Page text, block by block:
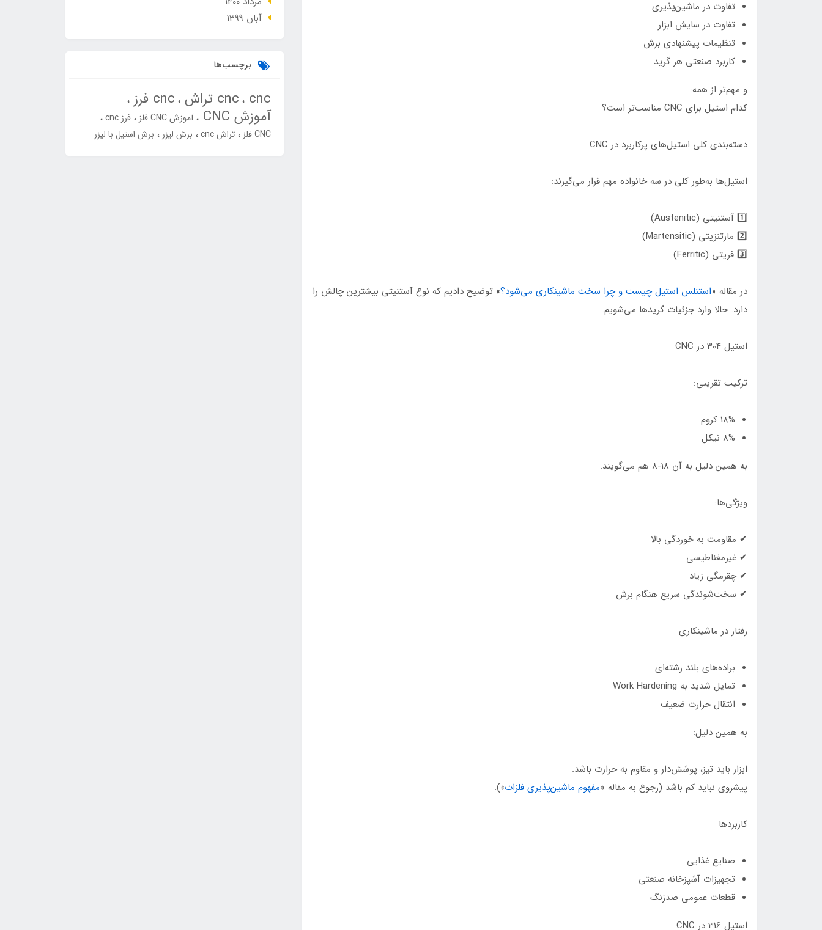
تفاوت در ماشین‌پذیری
تفاوت در سایش ابزار
تنظیمات پیشنهادی برش
کاربرد صنعتی هر گرید
و مهم‌تر از همه:
کدام استیل برای CNC مناسب‌تر است؟
دسته‌بندی کلی استیل‌های پرکاربرد در CNC
استیل‌ها به‌طور کلی در سه خانواده مهم قرار می‌گیرند:
1️⃣ آستنیتی (Austenitic)
2️⃣ مارتنزیتی (Martensitic)
3️⃣ فریتی (Ferritic)
در مقاله «استنلس استیل چیست و چرا سخت ماشینکاری می‌شود؟» توضیح دادیم که نوع آستنیتی بیشترین چالش را
دارد. حالا وارد جزئیات گریدها می‌شویم.
استیل 304 در CNC
ترکیب تقریبی:
18% کروم
8% نیکل
به همین دلیل به آن 18-8 هم می‌گویند.
ویژگی‌ها:
✔ مقاومت به خوردگی بالا
✔ غیرمغناطیسی
✔ چقرمگی زیاد
✔ سخت‌شوندگی سریع هنگام برش
رفتار در ماشینکاری
براده‌های بلند رشته‌ای
تمایل شدید به Work Hardening
انتقال حرارت ضعیف
به همین دلیل:
ابزار باید تیز، پوشش‌دار و مقاوم به حرارت باشد.
پیشروی نباید کم باشد (رجوع به مقاله «مفهوم ماشین‌پذیری فلزات»).
کاربردها
صنایع غذایی
تجهیزات آشپزخانه صنعتی
قطعات عمومی ضدزنگ
استیل 316 در CNC
آبان 1399
برچسب‌ها
cnc cnc تراش
cnc فرز
آموزش CNC
آموزش CNC فلز
فرز cnc
CNC فلز
تراش cnc برش لیزر برش استیل با لیزر